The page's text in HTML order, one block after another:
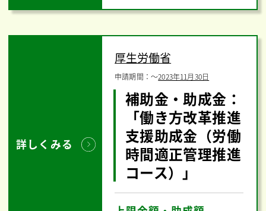
詳しくみる
厚生労働省
申請期間：〜2023年11月30日
補助金・助成金：
「働き方改革推進
支援助成金（労働
時間適正管理推進
コース）」